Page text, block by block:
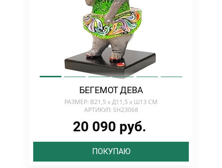
БЕГЕМОТ ДЕВА
РАЗМЕР: В21,5 х Д11,5 х Ш13 СМ
АРТИКУЛ: SH23068
20 090 руб.
ПОКУПАЮ